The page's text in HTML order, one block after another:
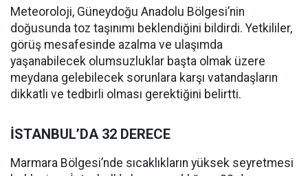
Meteoroloji, Güneydoğu Anadolu Bölgesi’nin
doğusunda toz taşınımı beklendiğini bildirdi. Yetkililer,
görüş mesafesinde azalma ve ulaşımda
yaşanabilecek olumsuzluklar başta olmak üzere
meydana gelebilecek sorunlara karşı vatandaşların
dikkatli ve tedbirli olması gerektiğini belirtti.
İSTANBUL’DA 32 DERECE
Marmara Bölgesi’nde sıcaklıkların yüksek seyretmesi